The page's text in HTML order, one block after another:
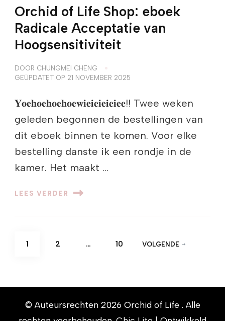
Orchid of Life Shop: eboek
Radicale Acceptatie van
Hoogsensitiviteit
DOOR CHUNGMEI CHENG
GEÜPDATET OP 21 NOVEMBER 2025
𝐘𝐨𝐞𝐡𝐨𝐞𝐡𝐨𝐞𝐡𝐨𝐞𝐰𝐢𝐞𝐢𝐞𝐢𝐞𝐢𝐞𝐢𝐞𝐞!! Twee weken
geleden begonnen de bestellingen van
dit eboek binnen te komen. Voor elke
bestelling danste ik een rondje in de
kamer. Het maakt …
LEES VERDER
Berichten
PAGINA
1 PAGINA
2 … PAGINA
10 VOLGENDE
© Auteursrechten 2026 Orchid of Life . Alle